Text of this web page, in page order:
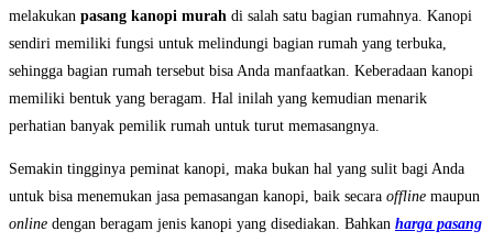
melakukan pasang kanopi murah di salah satu bagian rumahnya. Kanopi
sendiri memiliki fungsi untuk melindungi bagian rumah yang terbuka,
sehingga bagian rumah tersebut bisa Anda manfaatkan. Keberadaan kanopi
memiliki bentuk yang beragam. Hal inilah yang kemudian menarik
perhatian banyak pemilik rumah untuk turut memasangnya.
Semakin tingginya peminat kanopi, maka bukan hal yang sulit bagi Anda
untuk bisa menemukan jasa pemasangan kanopi, baik secara offline maupun
online dengan beragam jenis kanopi yang disediakan. Bahkan harga pasang